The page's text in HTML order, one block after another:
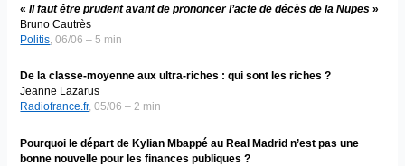
« Il faut être prudent avant de prononcer l’acte de décès de la Nupes»
Bruno Cautrès
Politis, 06/06 – 5 min
De la classe-moyenne aux ultra-riches : qui sont les riches ?
Jeanne Lazarus
Radiofrance.fr, 05/06 – 2 min
Pourquoi le départ de Kylian Mbappé au Real Madrid n’est pas une
bonne nouvelle pour les finances publiques ?